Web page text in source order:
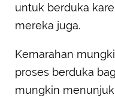
untuk berduka
mereka juga.
Kemarahan
proses berduka
mungkin